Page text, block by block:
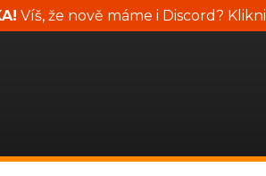
Víš, že nově máme i Discord? Klikni